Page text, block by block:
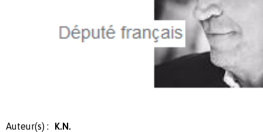
Auteur(s) : K.N.